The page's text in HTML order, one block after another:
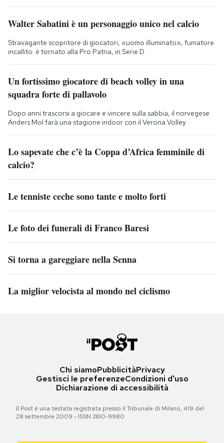
Walter Sabatini è un personaggio unico nel calcio
Stravagante scopritore di giocatori, «uomo illuminato», fumatore
incallito: è tornato alla Pro Patria, in Serie D
Un fortissimo giocatore di beach volley in una
squadra forte di pallavolo
Dopo anni trascorsi a giocare e vincere sulla sabbia, il norvegese
Anders Mol farà una stagione indoor con il Verona Volley
Lo sapevate che c’è la Coppa d’Africa femminile di
calcio?
Le tenniste ceche sono tante e molto forti
Le foto dei funerali di Franco Baresi
Si torna a gareggiare nella Senna
La miglior velocista al mondo nel ciclismo
Chi siamoPubblicitàPrivacy
Gestisci le preferenzeCondizioni d'uso
Dichiarazione di accessibilità
Il Post è una testata registrata presso il Tribunale di Milano, 419 del
28 settembre 2009 - ISSN 2610-9980